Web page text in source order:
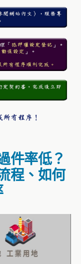
件率低？
程、如何